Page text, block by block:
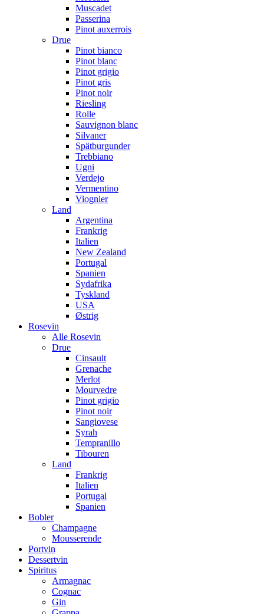
Muscadet
Passerina
Pinot auxerrois
Drue
Pinot bianco
Pinot blanc
Pinot grigio
Pinot gris
Pinot noir
Riesling
Rolle
Sauvignon blanc
Silvaner
Spätburgunder
Trebbiano
Ugni
Verdejo
Vermentino
Viognier
Land
Argentina
Frankrig
Italien
New Zealand
Portugal
Spanien
Sydafrika
Tyskland
USA
Østrig
Rosevin
Alle Rosevin
Drue
Cinsault
Grenache
Merlot
Mourvedre
Pinot grigio
Pinot noir
Sangiovese
Syrah
Tempranillo
Tibouren
Land
Frankrig
Italien
Portugal
Spanien
Bobler
Champagne
Mousserende
Portvin
Dessertvin
Spiritus
Armagnac
Cognac
Gin